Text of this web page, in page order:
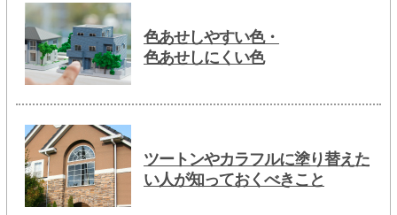
色あせしやすい色・
色あせしにくい色
ツートンやカラフルに塗り替えた
い人が知っておくべきこと